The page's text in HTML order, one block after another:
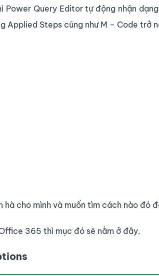
Power Query Editor tự động nhận
Steps cũng như M – Code trở
cho mình và muốn tìm cách nào đó
365 thì mục đó sẽ nằm ở đây.